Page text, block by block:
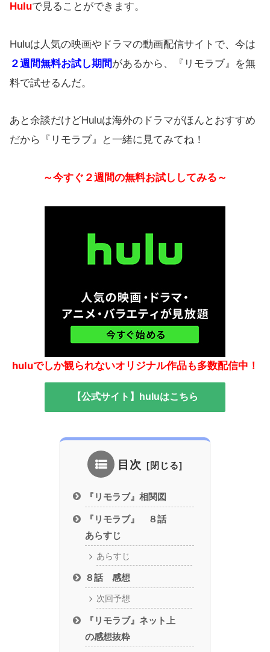
Huluで見ることができます。
Huluは人気の映画やドラマの動画配信サイトで、今は
２週間無料お試し期間があるから、『リモラブ』を無
料で試せるんだ。
あと余談だけどHuluは海外のドラマがほんとおすすめ
だから『リモラブ』と一緒に見てみてね！
～今すぐ２週間の無料お試ししてみる～
huluでしか観られないオリジナル作品も多数配信中！
【公式サイト】huluはこちら
目次
『リモラブ』相関図
『リモラブ』 ８話
あらすじ
あらすじ
８話 感想
次回予想
『リモラブ』ネット上
の感想抜粋